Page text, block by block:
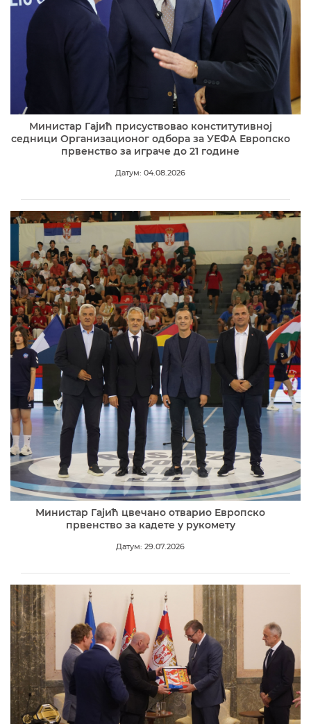
Министар Гајић присуствовао конститутивној
седници Организационог одбора за УЕФА Европско
првенство за играче до 21 године
Датум: 04.08.2026
Министар Гајић цвечано отварио Европско
првенство за кадете у рукомету
Датум: 29.07.2026